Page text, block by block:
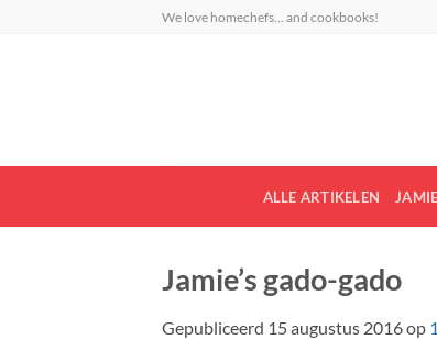
We love homechefs... and cookbooks!
ALLE ARTIKELEN
Jamie’s gado-gado
Gepubliceerd 15 augustus 2016op